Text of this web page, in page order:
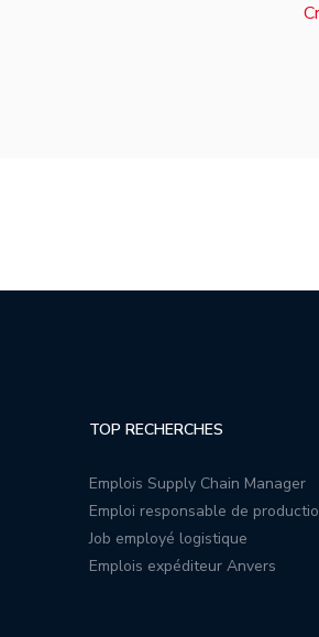
TOP RECHERCHES
Emplois Supply Chain Manager
Emploi responsable de
Job employé logistique
Emplois expéditeur Anvers